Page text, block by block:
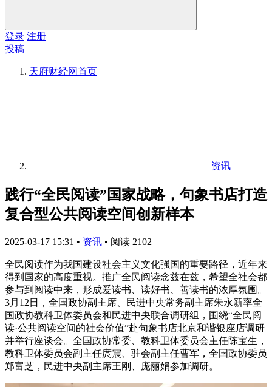
登录 注册
投稿
天府财经网首页
资讯
践行“全民阅读”国家战略，句象书店打造
复合型公共阅读空间创新样本
2025-03-17 15:31 • 资讯 • 阅读 2102
全民阅读作为我国建设社会主义文化强国的重要路径，近年来
得到国家的高度重视。推广全民阅读念兹在兹，希望全社会都
参与到阅读中来，形成爱读书、读好书、善读书的浓厚氛围。
3月12日，全国政协副主席、民进中央常务副主席朱永新率全
国政协教科卫体委员会和民进中央联合调研组，围绕“全民阅
读·公共阅读空间的社会价值”赴句象书店北京和谐银座店调研
并举行座谈会。全国政协常委、教科卫体委员会主任陈宝生，
教科卫体委员会副主任庹震、驻会副主任曹军，全国政协委员
郑富芝，民进中央副主席王刚、庞丽娟参加调研。